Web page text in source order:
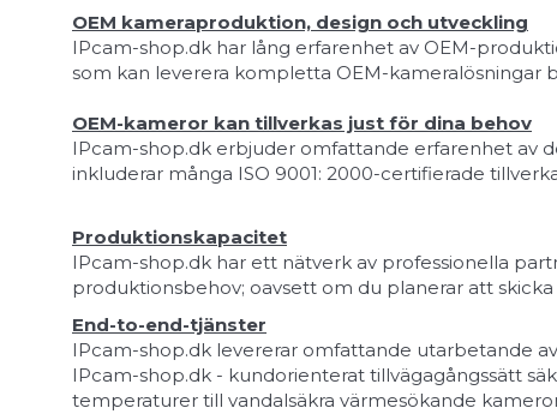
OEM kameraproduktion, design och utveckling
IPcam-shop.dk har lång erfarenhet av OEM-
som kan leverera kompletta OEM-kameralösningar
OEM-kameror kan tillverkas just för dina behov
IPcam-shop.dk erbjuder omfattande erfarenhet av
inkluderar många ISO 9001: 2000-certifierade
Produktionskapacitet
IPcam-shop.dk har ett nätverk av professionella
produktionsbehov; oavsett om du planerar att
End-to-end-tjänster
IPcam-shop.dk levererar omfattande utarbetande
IPcam-shop.dk - kundorienterat tillvägagångssätt
temperaturer till vandalsäkra värmesökande